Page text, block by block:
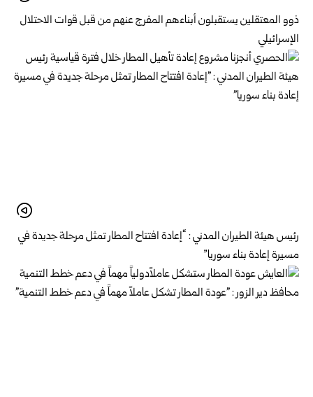
ذوو المعتقلين يستقبلون أبناءهم المفرج عنهم من قبل قوات الاحتلال
الإسرائيلي
رئيس هيئة الطيران المدني : “إعادة افتتاح المطار تمثل مرحلة جديدة في
مسيرة إعادة بناء سوريا”